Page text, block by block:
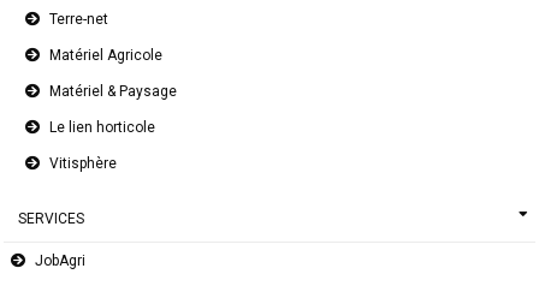
Terre-net
Matériel Agricole
Matériel & Paysage
Le lien horticole
Vitisphère
SERVICES
JobAgri